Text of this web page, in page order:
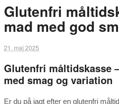
Glutenfri
mad med god
21. maj 2025
Glutenfri måltidskasse
med smag og variation
Er du på jagt efter en glutenfri